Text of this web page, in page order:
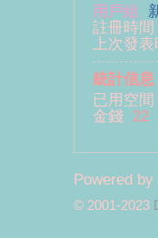
君
用戶組
註冊時間
上次發表
統計信息
已用空間
金錢 22
Powered by
© 2001-2023